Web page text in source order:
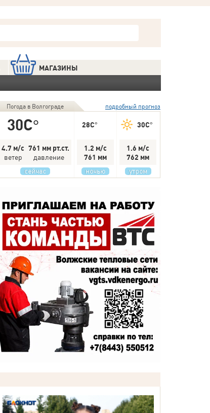
МАГАЗИНЫ
Погода в Волгограде подробный прогноз
30C°
4.7 м/с
ветер
761 мм рт.ст.
давление
сейчас
28C°
1.2 м/с
761 мм
ночью
30C°
1.6 м/с
762 мм
утром